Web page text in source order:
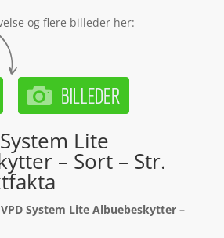
og flere billeder her:
Lite
– Sort – Str.
VPD System Lite Albuebeskytter –